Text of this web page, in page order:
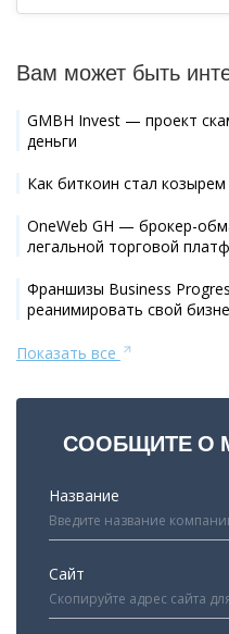
Вам может быть
GMBH Invest — проект
деньги
Как биткоин стал
OneWeb GH — брокер-
легальной торговой
Франшизы Business
реанимировать свой
Показать все
СООБЩИТЕ О
Название
Сайт